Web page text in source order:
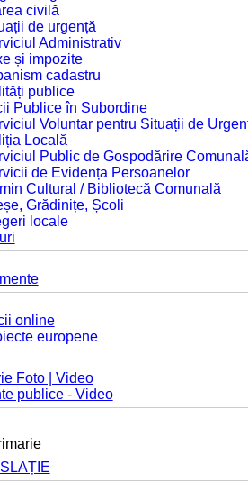
civilă
de urgență
Administrativ
și impozite
cadastru
publice
Publice în Subordine
Voluntar pentru Situații de
Locală
Public de Gospodărire
de Evidența Persoanelor
Cultural / Bibliotecă Comunală
Grădinițe, Școli
locale
online
europene
Foto | Video
publice - Video